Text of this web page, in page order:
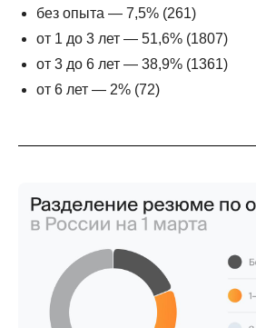
без опыта — 7,5% (261)
от 1 до 3 лет — 51,6% (1807)
от 3 до 6 лет — 38,9% (1361)
от 6 лет — 2% (72)